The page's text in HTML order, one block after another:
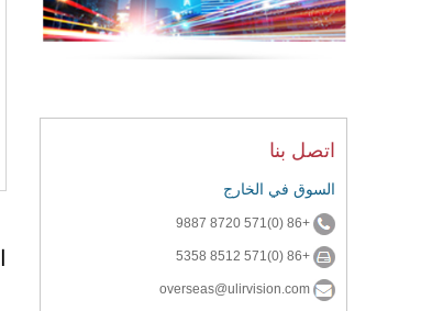
اتصل بنا
السوق في الخارج
+86 (0)571 8720 9887
+86 (0)571 8512 5358